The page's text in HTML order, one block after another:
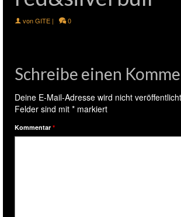
vonGITE | 0
Schreibe einen
Deine E-Mail-Adresse wird nicht
Felder sind mit * markiert
Kommentar *